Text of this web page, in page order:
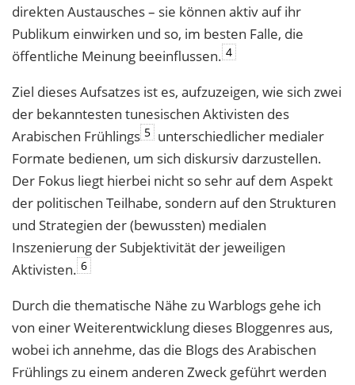
direkten Austausches – sie können aktiv auf ihr
Publikum einwirken und so, im besten Falle, die
öffentliche Meinung beeinflussen. 4
Ziel dieses Aufsatzes ist es, aufzuzeigen, wie sich zwei
der bekanntesten tunesischen Aktivisten des
Arabischen Frühlings 5 unterschiedlicher medialer
Formate bedienen, um sich diskursiv darzustellen.
Der Fokus liegt hierbei nicht so sehr auf dem Aspekt
der politischen Teilhabe, sondern auf den Strukturen
und Strategien der (bewussten) medialen
Inszenierung der Subjektivität der jeweiligen
Aktivisten. 6
Durch die thematische Nähe zu Warblogs gehe ich
von einer Weiterentwicklung dieses Bloggenres aus,
wobei ich annehme, das die Blogs des Arabischen
Frühlings zu einem anderen Zweck geführt werden